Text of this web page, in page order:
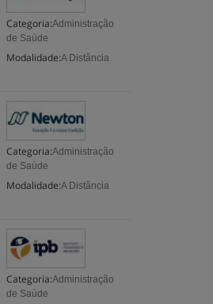
Categoria:Administração
de Saúde
Modalidade:A Distância
Categoria:Administração
de Saúde
Modalidade:A Distância
Categoria:Administração
de Saúde